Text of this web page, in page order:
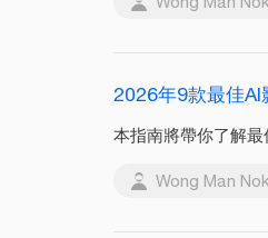
2026年9款最佳
本指南將帶你了解
Wong Man Nok